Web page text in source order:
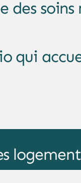
des
qui